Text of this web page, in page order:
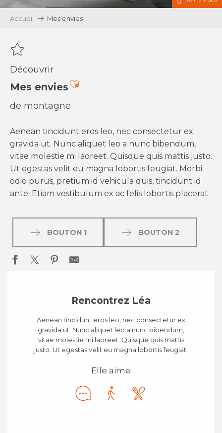
Accueil Mes envies
Découvrir
Mes enviesAjouter aux favoris
de montagne
Aenean tincidunt eros leo, nec consectetur ex
gravida ut. Nunc aliquet leo a nunc bibendum,
vitae molestie mi laoreet. Quisque quis mattis justo.
Ut egestas velit eu magna lobortis feugiat. Morbi
odio purus, pretium id vehicula quis, tincidunt id
ante. Etiam vestibulum ex ac felis lobortis placerat.
BOUTON 1 BOUTON 2
Rencontrez Léa
Aenean tincidunt eros leo, nec consectetur ex
gravida ut. Nunc aliquet leo a nunc bibendum,
vitae molestie mi laoreet. Quisque quis mattis
justo. Ut egestas velit eu magna lobortis feugiat.
Elle aime